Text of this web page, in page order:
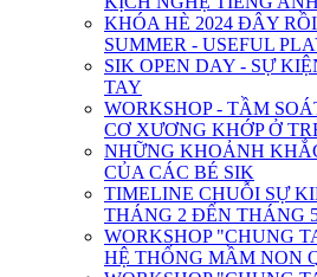
KHÓA HÈ 2024 ĐÂY
SUMMER - USEFUL
SIK OPEN DAY - SỰ
TAY
WORKSHOP - TẦM
CƠ XƯƠNG KHỚP Ở
NHỮNG KHOẢNH
CỦA CÁC BÉ SIK
TIMELINE CHUỖI SỰ
THÁNG 2 ĐẾN THÁNG
WORKSHOP "CHUNG
HỆ THỐNG MẦM NON